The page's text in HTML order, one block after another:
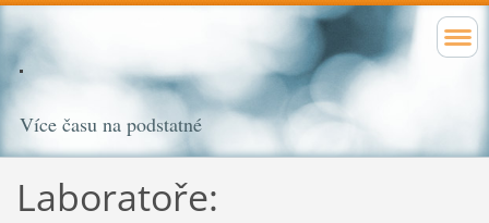
Více času na podstatné
Laboratoře: